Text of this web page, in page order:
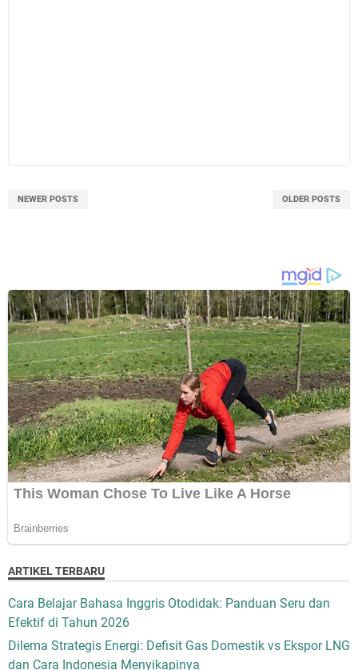
NEWER POSTS OLDER POSTS
ARTIKEL TERBARU
Cara Belajar Bahasa Inggris Otodidak: Panduan Seru dan
Efektif di Tahun 2026
Dilema Strategis Energi: Defisit Gas Domestik vs Ekspor LNG
dan Cara Indonesia Menyikapinya